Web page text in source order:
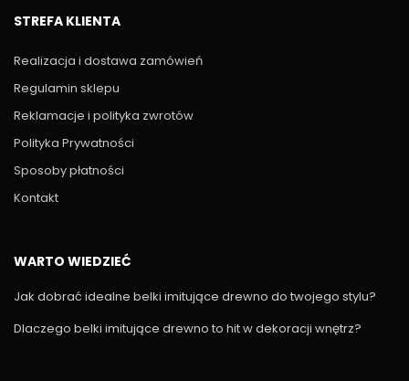
STREFA KLIENTA
Realizacja i dostawa zamówień
Regulamin sklepu
Reklamacje i polityka zwrotów
Polityka Prywatności
Sposoby płatności
Kontakt
WARTO WIEDZIEĆ
Jak dobrać idealne belki imitujące drewno do twojego stylu?
Dlaczego belki imitujące drewno to hit w dekoracji wnętrz?